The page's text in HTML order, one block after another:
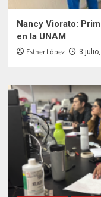
Nancy Viorato:
en la UNAM
Esther López 3